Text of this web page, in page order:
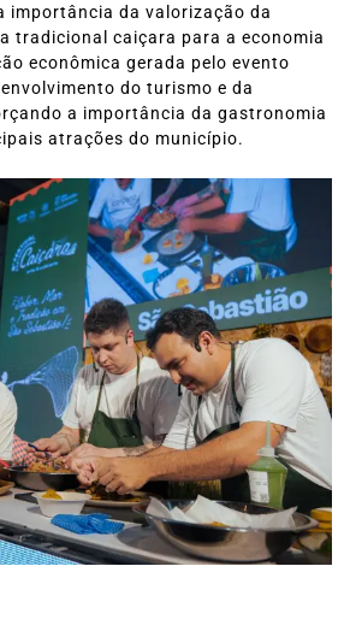
importância da valorização da
tradicional caiçara para a economia
econômica gerada pelo evento
do turismo e da
a importância da gastronomia
atrações do município.